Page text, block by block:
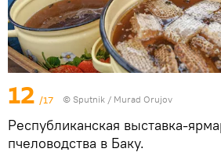
12 /17 © Sputnik / Murad Orujov
Республиканская выставка-
пчеловодства в Баку.